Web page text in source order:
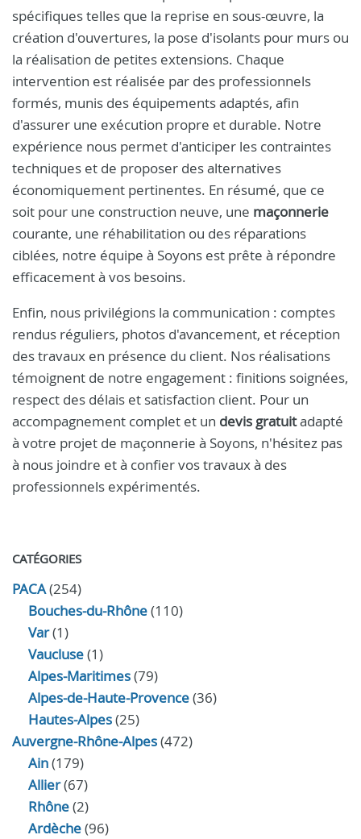
spécifiques telles que la reprise en sous-œuvre, la
création d'ouvertures, la pose d'isolants pour murs ou
la réalisation de petites extensions. Chaque
intervention est réalisée par des professionnels
formés, munis des équipements adaptés, afin
d'assurer une exécution propre et durable. Notre
expérience nous permet d'anticiper les contraintes
techniques et de proposer des alternatives
économiquement pertinentes. En résumé, que ce
soit pour une construction neuve, une maçonnerie
courante, une réhabilitation ou des réparations
ciblées, notre équipe à Soyons est prête à répondre
efficacement à vos besoins.
Enfin, nous privilégions la communication : comptes
rendus réguliers, photos d'avancement, et réception
des travaux en présence du client. Nos réalisations
témoignent de notre engagement : finitions soignées,
respect des délais et satisfaction client. Pour un
accompagnement complet et un devis gratuitadapté
à votre projet de maçonnerie à Soyons, n'hésitez pas
à nous joindre et à confier vos travaux à des
professionnels expérimentés.
CATÉGORIES
PACA(254)
Bouches-du-Rhône(110)
Var(1)
Vaucluse(1)
Alpes-Maritimes(79)
Alpes-de-Haute-Provence(36)
Hautes-Alpes(25)
Auvergne-Rhône-Alpes(472)
Ain(179)
Allier(67)
Rhône(2)
Ardèche(96)